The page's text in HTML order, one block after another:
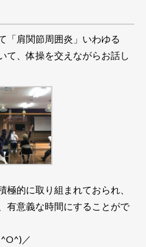
「肩関節周囲炎」いわゆる
て、体操を交えながらお話し
的に取り組まれておられ、
有意義な時間にすることがで
／